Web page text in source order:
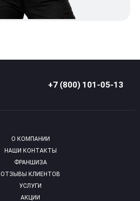
+7 (800) 101-05-13
О КОМПАНИИ
НАШИ КОНТАКТЫ
ФРАНШИЗА
ОТЗЫВЫ КЛИЕНТОВ
УСЛУГИ
АКЦИИ